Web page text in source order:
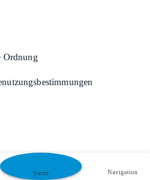
Ordnung
Suche Navigation